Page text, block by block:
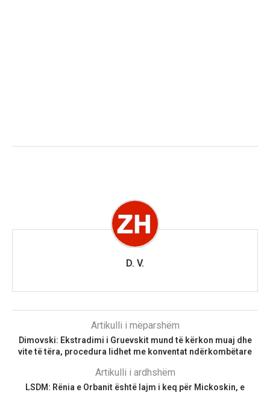
D. V.
Artikulli i mëparshëm
Dimovski: Ekstradimi i Gruevskit mund të kërkon muaj dhe
vite të tëra, procedura lidhet me konventat ndërkombëtare
Artikulli i ardhshëm
LSDM: Rënia e Orbanit është lajm i keq për Mickoskin, e